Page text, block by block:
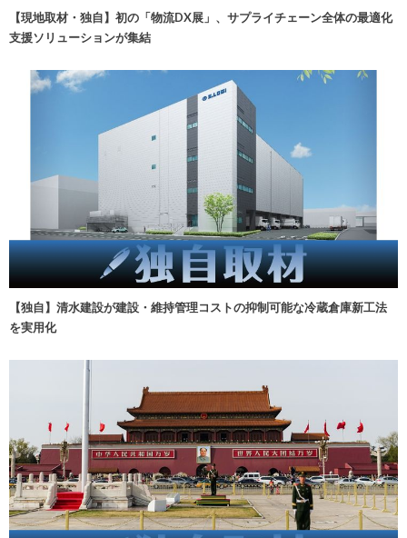
【現地取材・独自】初の「物流DX展」、サプライチェーン全体の最適化
支援ソリューションが集結
【独自】清水建設が建設・維持管理コストの抑制可能な冷蔵倉庫新工法
を実用化